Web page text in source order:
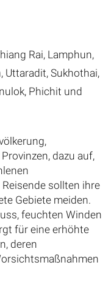
Rai, Lamphun,
Uttaradit, Sukhothai,
Phichit und
dazu auf,
sollten ihre
Gebiete meiden.
feuchten Winden
für eine erhöhte
deren